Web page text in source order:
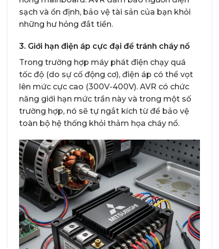
sạch và ổn định, bảo vệ tài sản của bạn khỏi
những hư hỏng đắt tiền.
3. Giới hạn điện áp cực đại để tránh cháy nổ
Trong trường hợp máy phát điện chạy quá
tốc độ (do sự cố động cơ), điện áp có thể vọt
lên mức cực cao (300V-400V). AVR có chức
năng giới hạn mức trần này và trong một số
trường hợp, nó sẽ tự ngắt kích từ để bảo vệ
toàn bộ hệ thống khỏi thảm họa cháy nổ.